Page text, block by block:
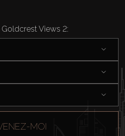
Views 2:
MOI